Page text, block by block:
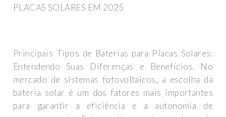
PLACAS SOLARES EM 2025
Principais Tipos de Baterias para Placas Solares:
Entendendo Suas Diferenças e Benefícios. No
mercado de sistemas fotovoltaicos, a escolha da
bateria solar é um dos fatores mais importantes
para garantir a eficiência e a autonomia de